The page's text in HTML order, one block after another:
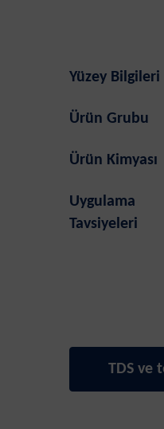
Yüzey Bilgileri
Ürün Grubu
Ürün Kimyası
Uygulama
Tavsiyeleri
TDS ve